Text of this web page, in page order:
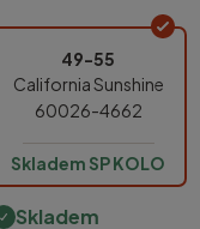
49-55
California Sunshine
60026-4662
Skladem SP KOLO
Skladem